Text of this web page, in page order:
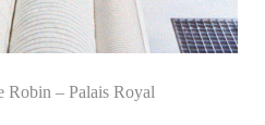
Robin – Palais Royal